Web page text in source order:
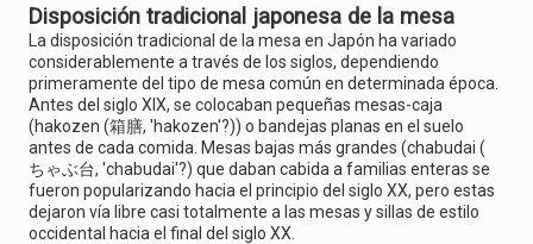
Disposición tradicional japonesa de la mesa
La disposición tradicional de la mesa en Japón ha variado
considerablemente a través de los siglos, dependiendo
primeramente del tipo de mesa común en determinada época.
Antes del siglo XIX, se colocaban pequeñas mesas-caja
(hakozen (箱膳, 'hakozen'?)) o bandejas planas en el suelo
antes de cada comida. Mesas bajas más grandes (chabudai (
ちゃぶ台, 'chabudai'?) que daban cabida a familias enteras se
fueron popularizando hacia el principio del siglo XX, pero estas
dejaron vía libre casi totalmente a las mesas y sillas de estilo
occidental hacia el final del siglo XX.